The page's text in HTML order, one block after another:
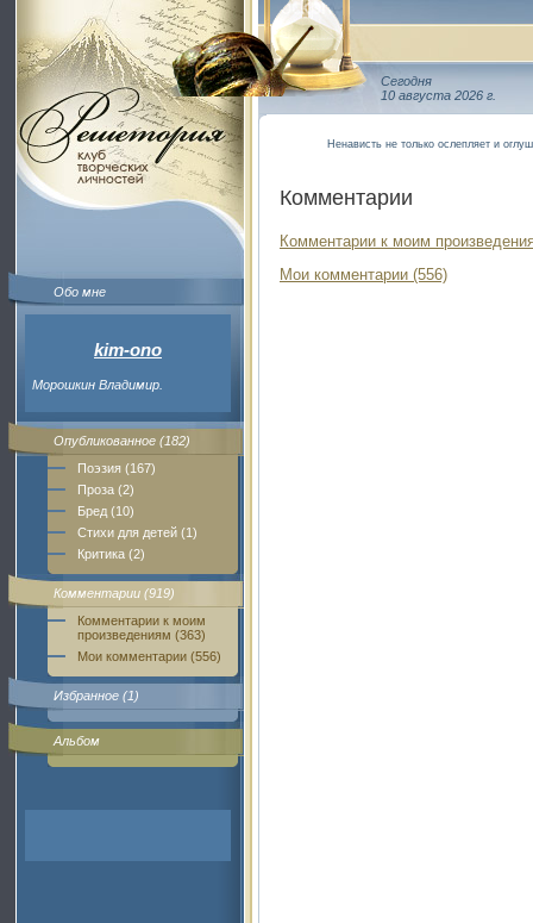
Обо мне
kim-ono
Морошкин Владимир.
Опубликованное (182)
Поэзия (167)
Проза (2)
Бред (10)
Стихи для детей (1)
Критика (2)
Комментарии (919)
Комментарии к моим
произведениям (363)
Мои комментарии (556)
Избранное (1)
Альбом
Сегодня
10 августа 2026 г.
Ненависть не только ослепляет и
Комментарии
Комментарии к моим
Мои комментарии (556)